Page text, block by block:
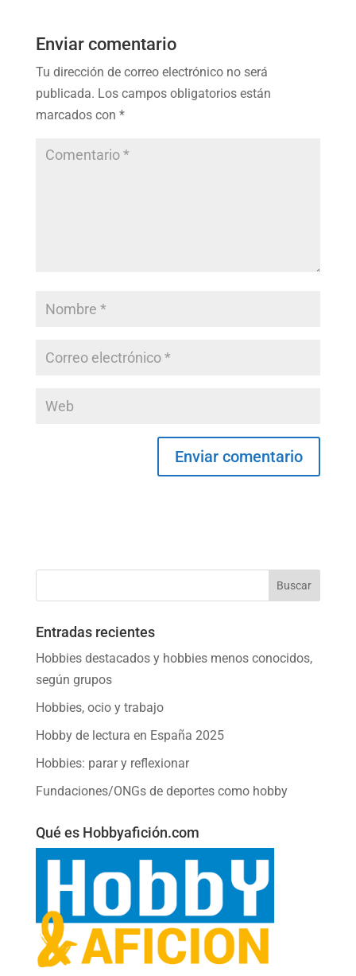
Enviar comentario
Tu dirección de correo electrónico no será
publicada. Los campos obligatorios están
marcados con *
Entradas recientes
Hobbies destacados y hobbies menos conocidos,
según grupos
Hobbies, ocio y trabajo
Hobby de lectura en España 2025
Hobbies: parar y reflexionar
Fundaciones/ONGs de deportes como hobby
Qué es Hobbyafición.com